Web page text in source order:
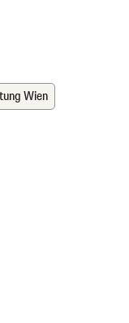
Wien